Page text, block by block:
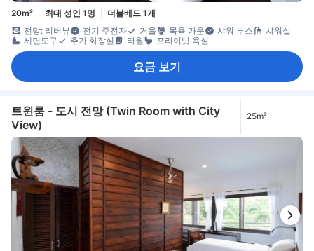
20m² 최대 성인 1명
더블베드 1개
전망: 리버뷰
전기 주전자 거울 목욕 가운 샤워 부스
샤워실
세면도구
추가 화장실 타월 프라이빗 욕실
요금 보기
트윈룸 - 도시 전망 (Twin Room with City
View)
25m²